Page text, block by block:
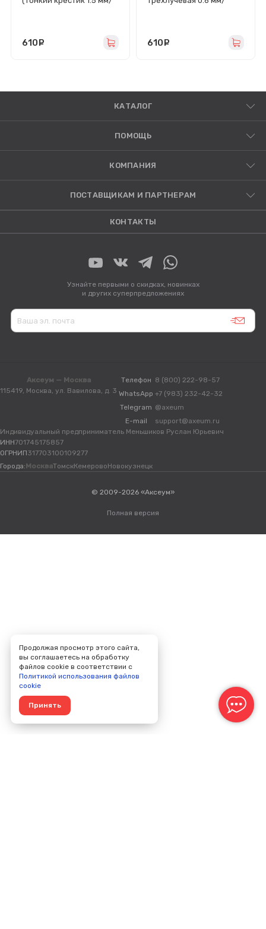
610 610
КАТАЛОГ
ПОМОЩЬ
КОМПАНИЯ
ПОСТАВЩИКАМ И ПАРТНЕРАМ
КОНТАКТЫ
Узнайте первыми о скидках, новинках
и других суперпредложениях
Аксеум — Москва
115419, Москва, ул. Вавилова, д. 3
Телефон 8 (800) 222-98-57
WhatsApp +7 (983) 232-42-32
Telegram @axeum
E-mail
support@axeum.ru
Индивидуальный предприниматель Меньшиков Руслан Юрьевич
ИНН701745175857
ОГРНИП317703100109277
Города: МоскваТомскКемеровоНовокузнецк
© 2009-2026 «Аксеум»
Полная версия
Продолжая просмотр этого сайта,
вы соглашаетесь на обработку
файлов cookie в соответствии с
Политикой использования файлов
cookie
Принять